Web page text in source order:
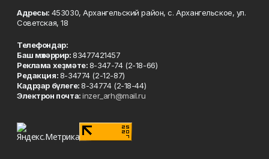
Адресы: 453030, Архангельский район, с. Архангельское, ул.
Советская, 18
Телефондар:
Баш мөхәррир:83477421457
Реклама хеҙмәте:8-347-74 (2-18-66)
Редакция:8-34774 (2-12-87)
Кадрҙар бүлеге:8-34774 (2-18-44)
Электрон почта:inzer_arh@mail.ru